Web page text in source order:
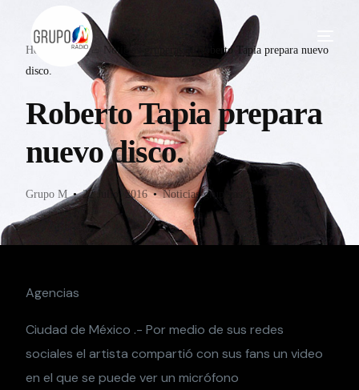
Home Blog Noticias-gruperas
Roberto Tapia prepara nuevo
disco.
Roberto Tapia prepara
nuevo disco.
Grupo M 22 Julio, 2016 Noticias-gruperas
Agencias
Ciudad de México .- Por medio de sus redes
sociales el artista compartió con sus fans un video
en el que se puede ver un micrófono